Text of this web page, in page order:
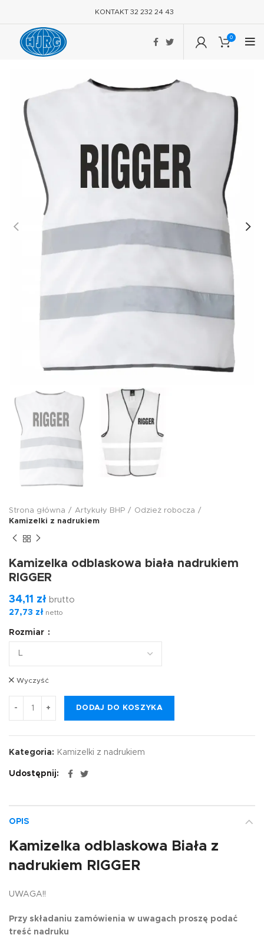
KONTAKT 32 232 24 43
0
Strona główna Artykuły BHP
Odzież robocza
Kamizelki z nadrukiem
Kamizelka odblaskowa biała nadrukiem
RIGGER
34,11 zł brutto
27,73 zł netto
Rozmiar
Wyczyść
DODAJ DO KOSZYKA
Kategoria: Kamizelki z nadrukiem
Udostępnij
OPIS
Kamizelka odblaskowa Biała z
nadrukiem RIGGER
UWAGA!!
Przy składaniu zamówienia w uwagach proszę podać
treść nadruku